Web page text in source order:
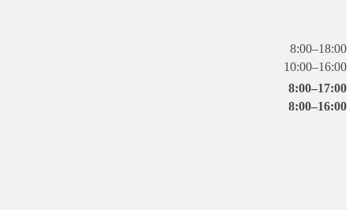
8:00–18:00
10:00–16:00
8:00–17:00
8:00–16:00